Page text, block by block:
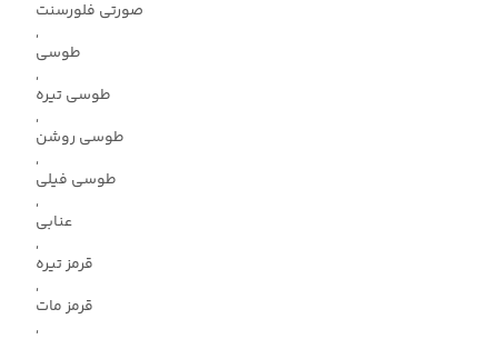
صورتی فلورسنت
,
طوسی
,
طوسی تیره
,
طوسی روشن
,
طوسی فیلی
,
عنابی
,
قرمز تیره
,
قرمز مات
,